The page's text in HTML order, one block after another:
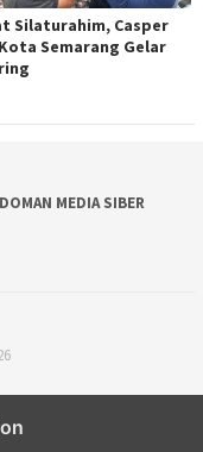
Silaturahim, Casper
Kota Semarang Gelar
MEDIA SIBER